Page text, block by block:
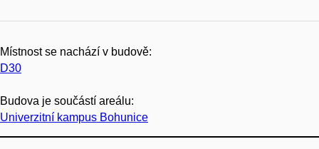
Místnost se nachází v budově:
D30
Budova je součástí areálu:
Univerzitní kampus Bohunice